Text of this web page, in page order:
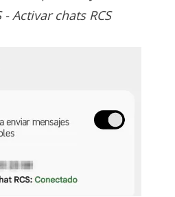
- Activar chats RCS